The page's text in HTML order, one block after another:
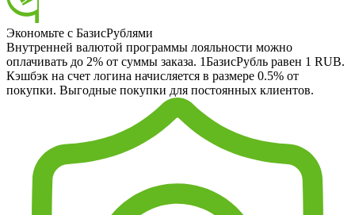
Экономьте с БазисРублями
Внутренней валютой программы лояльности можно
оплачивать до 2% от суммы заказа. 1БазисРубль равен 1 RUB.
Кэшбэк на счет логина начисляется в размере 0.5% от
покупки. Выгодные покупки для постоянных клиентов.